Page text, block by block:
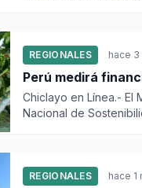
REGIONALES hace 3
Perú medirá
Chiclayo en Línea.- El
Nacional de
REGIONALES hace 1